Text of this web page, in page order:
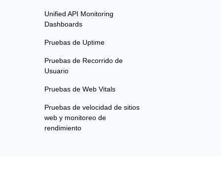
Unified API Monitoring
Dashboards
Pruebas de Uptime
Pruebas de Recorrido de
Usuario
Pruebas de Web Vitals
Pruebas de velocidad de sitios
web y monitoreo de
rendimiento